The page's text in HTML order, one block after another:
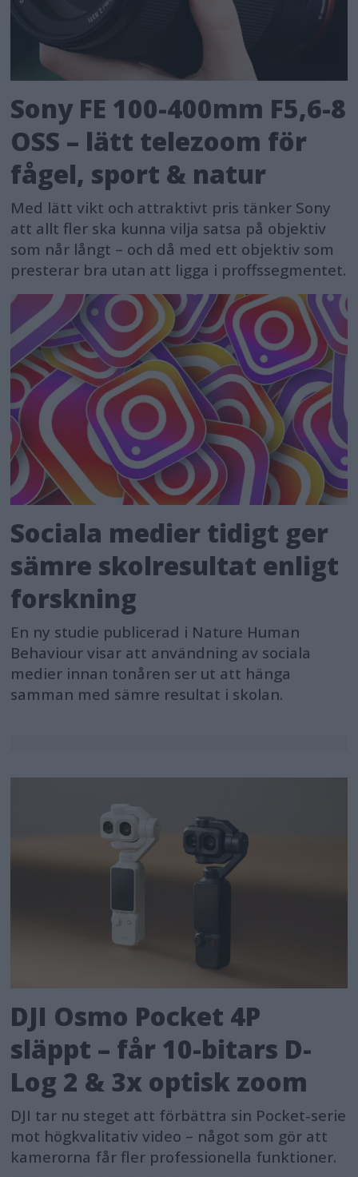
Sony FE 100-400mm F5,6-8
OSS – lätt telezoom för
fågel, sport & natur
Med lätt vikt och attraktivt pris tänker Sony
att allt fler ska kunna vilja satsa på objektiv
som når långt – och då med ett objektiv som
presterar bra utan att ligga i proffssegmentet.
Sociala medier tidigt ger
sämre skolresultat enligt
forskning
En ny studie publicerad i Nature Human
Behaviour visar att användning av sociala
medier innan tonåren ser ut att hänga
samman med sämre resultat i skolan.
DJI Osmo Pocket 4P
släppt – får 10-bitars D-
Log 2 & 3x optisk zoom
DJI tar nu steget att förbättra sin Pocket-serie
mot högkvalitativ video – något som gör att
kamerorna får fler professionella funktioner.